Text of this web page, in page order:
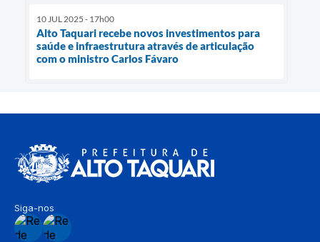
10 JUL 2025 - 17h00
Alto Taquari recebe novos investimentos para
saúde e infraestrutura através de articulação
com o ministro Carlos Fávaro
Siga-nos